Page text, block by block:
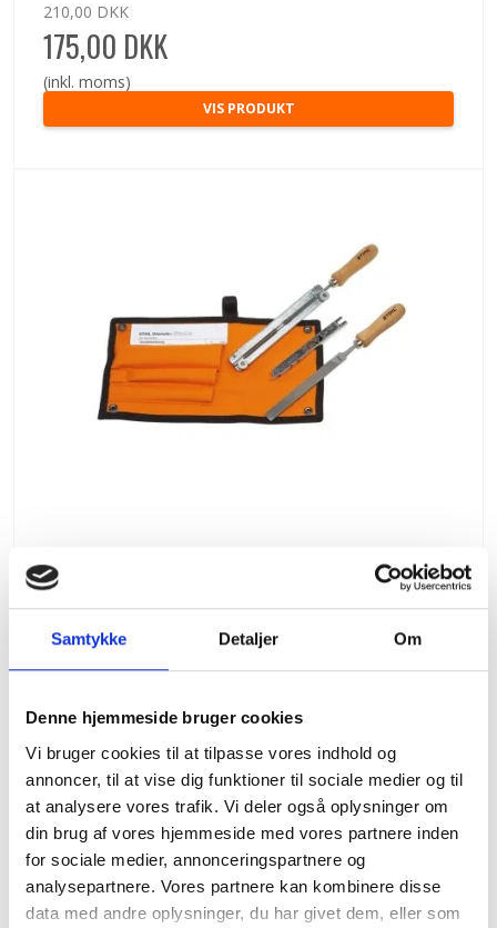
Samtykke Detaljer Om
Denne hjemmeside bruger cookies
Vi bruger cookies til at tilpasse vores indhold og
annoncer, til at vise dig funktioner til sociale medier og til
at analysere vores trafik. Vi deler også oplysninger om
din brug af vores hjemmeside med vores partnere inden
for sociale medier, annonceringspartnere og
analysepartnere. Vores partnere kan kombinere disse
data med andre oplysninger, du har givet dem, eller som
210,00 DKK
175,00 DKK
(inkl. moms)
VIS PRODUKT
Stihl filesæt 1/4" & 3/8" P
201,00 DKK
(inkl. moms)
VIS PRODUKT
TILBUD